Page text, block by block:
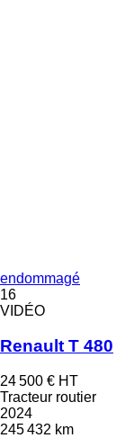
endommagé
16
VIDÉO
Renault T 480
24 500 € HT
Tracteur routier
2024
245 432 km